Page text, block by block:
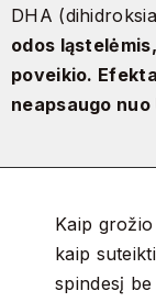
DHA
odos
poveikio.
neapsaugo nuo
Kaip
kaip
spindesį